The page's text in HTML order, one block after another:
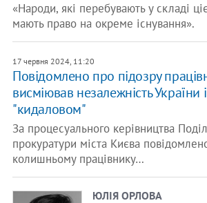
«Народи, які перебувають у складі
мають право на окреме існування».
17 червня 2024, 11:20
Повідомлено про підозру
висміював незалежність України
"кидаловом"
За процесуального керівництва
прокуратури міста Києва
колишньому працівнику…
ЮЛІЯ ОРЛОВА